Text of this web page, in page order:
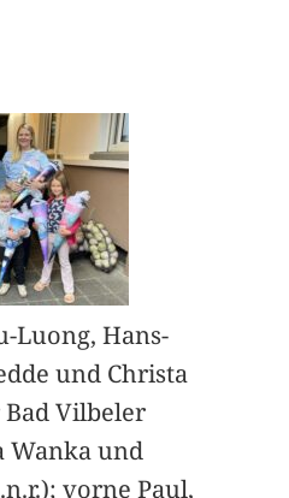
Luong, Hans-
und Christa
Vilbeler
Wanka und
vorne Paul,